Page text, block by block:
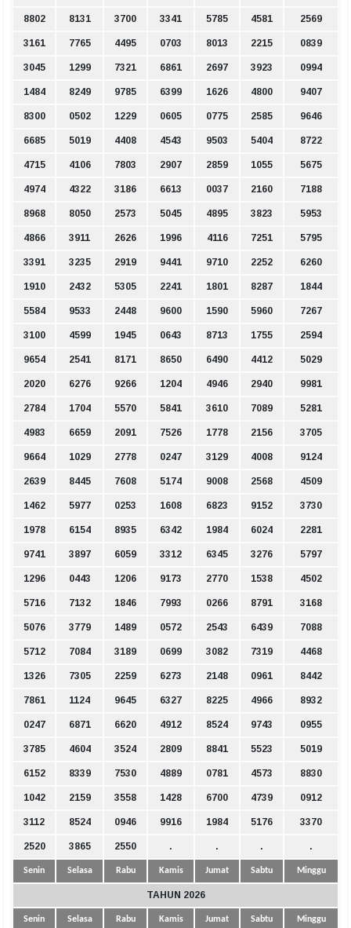
8802 8131 3700 3341 5785 4581 2569
3161 7765 4495 0703 8013 2215 0839
3045 1299 7321 6861 2697 3923 0994
1484 8249 9785 6399 1626 4800 9407
8300 0502 1229 0605 0775 2585 9646
6685 5019 4408 4543 9503 5404 8722
4715 4106 7803 2907 2859 1055 5675
4974 4322 3186 6613 0037 2160 7188
8968 8050 2573 5045 4895 3823 5953
4866 3911 2626 1996 4116 7251 5795
3391 3235 2919 9441 9710 2252 6260
1910 2432 5305 2241 1801 8287 1844
5584 9533 2448 9600 1590 5960 7267
3100 4599 1945 0643 8713 1755 2594
9654 2541 8171 8650 6490 4412 5029
2020 6276 9266 1204 4946 2940 9981
2784 1704 5570 5841 3610 7089 5281
4983 6659 2091 7526 1778 2156 3705
9664 1029 2778 0247 3129 4008 9124
2639 8445 7608 5174 9008 2568 4509
1462 5977 0253 1608 6823 9152 3730
1978 6154 8935 6342 1984 6024 2281
9741 3897 6059 3312 6345 3276 5797
1296 0443 1206 9173 2770 1538 4502
5716 7132 1846 7993 0266 8791 3168
5076 3779 1489 0572 2543 6439 7088
5712 7084 3189 0699 3082 7319 4468
1326 7305 2259 6273 2148 0961 8442
7861 1124 9645 6327 8225 4966 8932
0247 6871 6620 4912 8524 9743 0955
3785 4604 3524 2809 8841 5523 5019
6152 8339 7530 4889 0781 4573 8830
1042 2159 3558 1428 6700 4739 0912
3112 8524 0946 9916 1984 5176 3370
2520 3865 2550 . . . .
Senin Selasa Rabu Kamis Jumat Sabtu Minggu
TAHUN 2026
Senin Selasa Rabu Kamis Jumat Sabtu Minggu